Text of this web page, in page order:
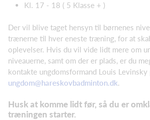
Kl. 17 - 18 ( 5 Klasse + )
Der vil blive taget hensyn til børnenes
trænerne til hver eneste træning, for at
oplevelser. Hvis du vil vide lidt mere om
niveauerne, samt om der er plads, er du
kontakte ungdomsformand Louis Levinsky
ungdom@hareskovbadminton.dk.
Husk at komme lidt før, så du er
træningen starter.